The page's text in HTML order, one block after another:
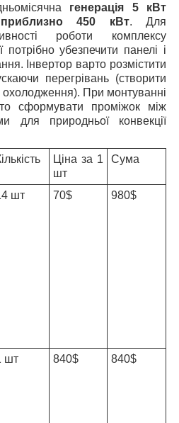
генерація 5 кВт
приблизно 450 кВт. Для
роботи комплексу
потрібно убезпечити панелі і
Інвертор варто розмістити
перегрівань (створити
При монтуванні
сформувати проміжок між
для природньої конвекції
Ціна за 1
шт
Сума
шт 70$ 980$
шт 840$ 840$